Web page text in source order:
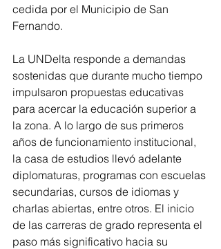
cedida por el Municipio de San
Fernando.
La UNDelta responde a demandas
sostenidas que durante mucho tiempo
impulsaron propuestas educativas
para acercar la educación superior a
la zona. A lo largo de sus primeros
años de funcionamiento institucional,
la casa de estudios llevó adelante
diplomaturas, programas con escuelas
secundarias, cursos de idiomas y
charlas abiertas, entre otros. El inicio
de las carreras de grado representa el
paso más significativo hacia su